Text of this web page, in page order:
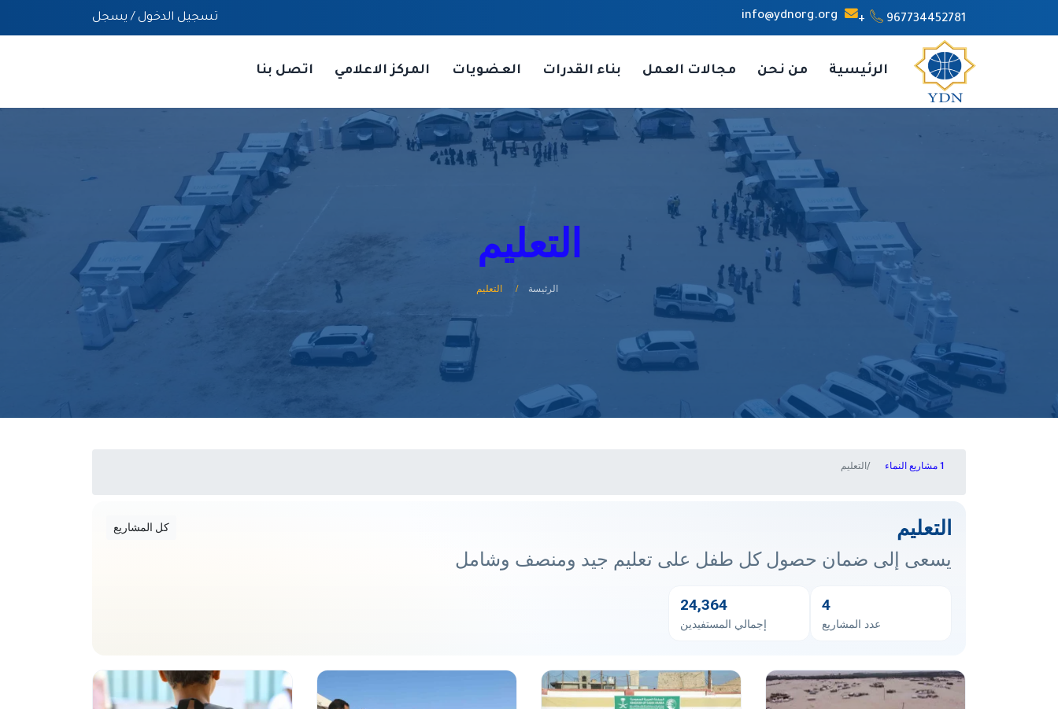
967734452781+
info@ydnorg.org تسجيل الدخول / يسجل
الرئيسية من نحن مجالات العمل بناء القدرات العضويات المركز الاعلامي اتصل بنا
التعليم
الرئيسة التعليم
مشاريع النماء التعليم
التعليم كل المشاريع
يسعى إلى ضمان حصول كل طفل على تعليم جيد ومنصف وشامل
4
عدد المشاريع
24,364
إجمالي المستفيدين